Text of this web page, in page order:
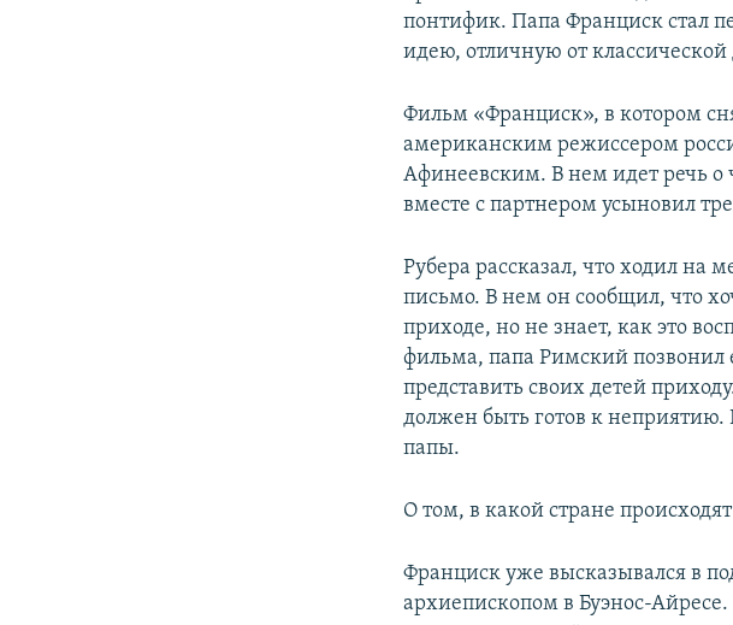
понтифик. Папа Франциск стал
идею, отличную от
Фильм «Франциск», в котором
американским режиссером
Афинеевским. В нем идет речь о
вместе с партнером усыновил
Рубера рассказал, что ходил на
письмо. В нем он сообщил, что
приходе, но не знает, как это
фильма, папа Римский позвонил
представить своих детей
должен быть готов к неприятию.
папы.
О том, в какой стране
Франциск уже высказывался в
архиепископом в Буэнос-